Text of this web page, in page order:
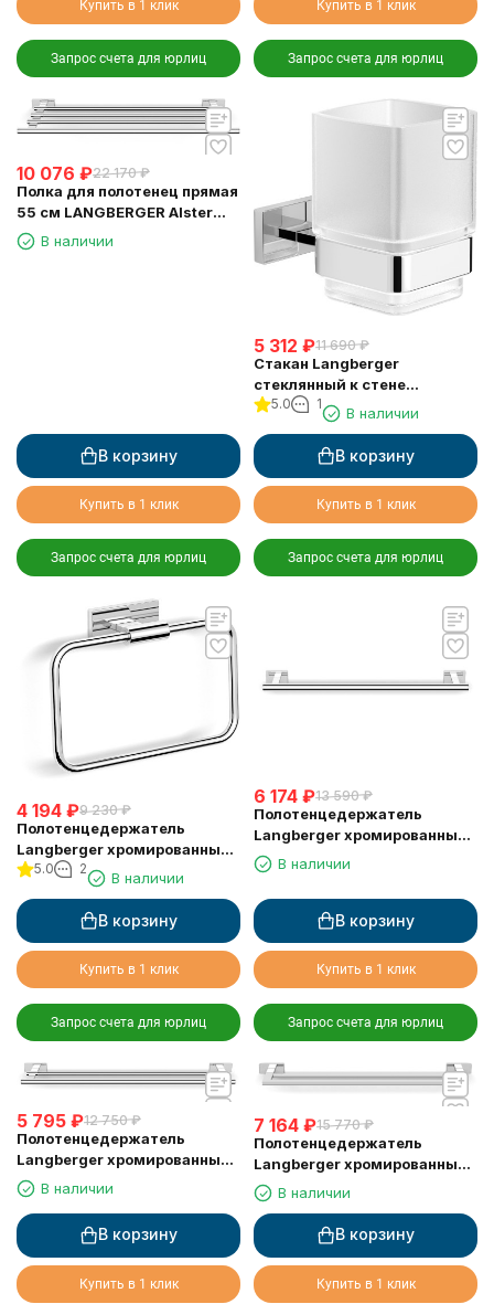
Купить в 1 клик
Запрос счета для юрлиц
Купить в 1 клик
Запрос счета для юрлиц
10 076 ₽22 170 ₽
Полка для полотенец прямая
55 см LANGBERGER Alster
10903BВ наличии
В корзину
Купить в 1 клик
Запрос счета для юрлиц
5 312 ₽11 690 ₽
Стакан Langberger
стеклянный к стене
квадратный 11911A
5.0 1
В наличии
В корзину
Купить в 1 клик
Запрос счета для юрлиц
4 194 ₽9 230 ₽
Полотенцедержатель
Langberger хромированный
к стене "квадрат" 10938A
5.0 2
В наличии
В корзину
Купить в 1 клик
Запрос счета для юрлиц
6 174 ₽13 590 ₽
Полотенцедержатель
Langberger хромированный
к стене одинарный 55 см
10901A
В наличии
В корзину
Купить в 1 клик
Запрос счета для юрлиц
5 795 ₽12 750 ₽
Полотенцедержатель
Langberger хромированный
к стене двойной 55 см
10902A
В наличии
В корзину
Купить в 1 клик
7 164 ₽15 770 ₽
Полотенцедержатель
Langberger хромированный
к стене двойной 60 см
11902A
В наличии
В корзину
Купить в 1 клик